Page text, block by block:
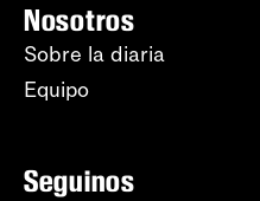
Nosotros
Sobre la diaria
Equipo
Seguinos